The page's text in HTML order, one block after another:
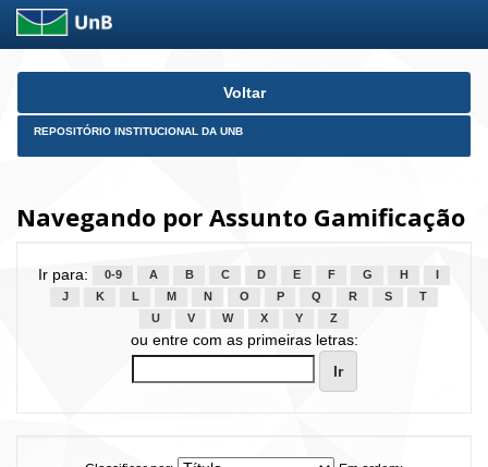
Skip
Voltar
REPOSITÓRIO INSTITUCIONAL DA UNB
Navegando por Assunto Gamificação
Ir para: 0-9 A B C D E F G H
J
K L M N O P Q R S
T
U
V W X Y Z
ou entre com as primeiras letras: